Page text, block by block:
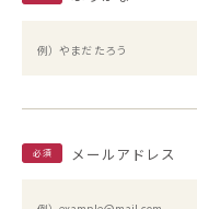
必須 メールアドレス